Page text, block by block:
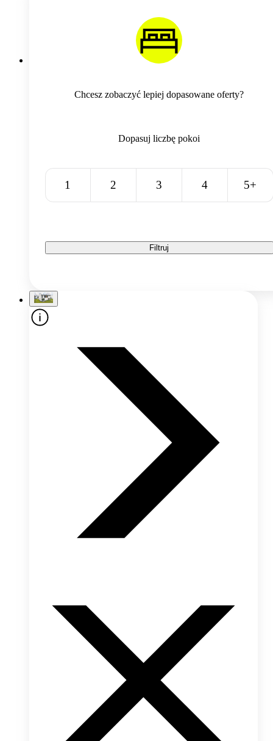
Chcesz zobaczyć lepiej dopasowane oferty?
Dopasuj liczbę pokoi
1 2 3 4 5+
Filtruj